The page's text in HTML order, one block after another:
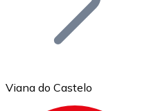
Viana do Castelo